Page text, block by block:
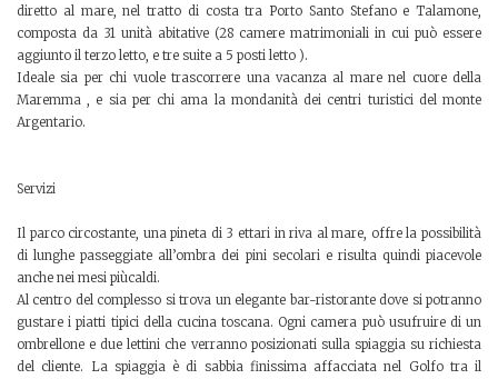
diretto al mare, nel tratto di costa tra Porto Santo Stefano e Talamone,
composta da 31 unità abitative (28 camere matrimoniali in cui può essere
aggiunto il terzo letto, e tre suite a 5 posti letto ).
Ideale sia per chi vuole trascorrere una vacanza al mare nel cuore della
Maremma , e sia per chi ama la mondanità dei centri turistici del monte
Argentario.
Servizi
Il parco circostante, una pineta di 3 ettari in riva al mare, offre la possibilità
di lunghe passeggiate all’ombra dei pini secolari e risulta quindi piacevole
anche nei mesi piùcaldi.
Al centro del complesso si trova un elegante bar-ristorante dove si potranno
gustare i piatti tipici della cucina toscana. Ogni camera può usufruire di un
ombrellone e due lettini che verranno posizionati sulla spiaggia su richiesta
del cliente. La spiaggia è di sabbia finissima affacciata nel Golfo tra il